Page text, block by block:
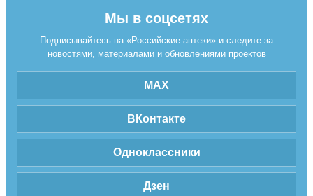
Мы в соцсетях
Подписывайтесь на «Российские аптеки» и следите за
новостями, материалами и обновлениями проектов
MAX
ВКонтакте
Одноклассники
Дзен